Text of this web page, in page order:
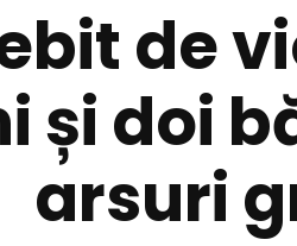
de
și doi
arsuri